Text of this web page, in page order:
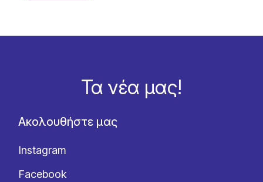
Τα νέα μας!
Ακολουθήστε μας
Instagram
Facebook